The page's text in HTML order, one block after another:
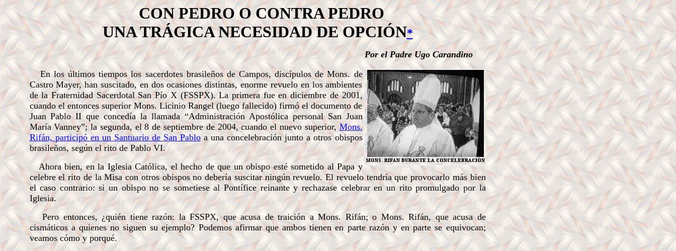
CON PEDRO O CONTRA PEDRO
UNA TRÁGICA NECESIDAD DE OPCIÓN*
Por el Padre Ugo Carandino
En los últimos tiempos los sacerdotes brasileños de Campos, discípulos de Mons. de
Castro Mayer, han suscitado, en dos ocasiones distintas, enorme revuelo en los ambientes
de la Fraternidad Sacerdotal San Pío X (FSSPX). La primera fue en diciembre de 2001,
cuando el entonces superior Mons. Licinio Rangel (luego fallecido) firmó el documento de
Juan Pablo II que concedía la llamada “Administración Apostólica personal San Juan
María Vanney”; la segunda, el 8 de septiembre de 2004, cuando el nuevo superior,Mons.
Rifán, participó en un Santuario de San Pablo a una concelebración junto a otros obispos
brasileños, según el rito de Pablo VI.
Ahora bien, en la Iglesia Católica, el hecho de que un obispo esté sometido al Papa y
celebre el rito de la Misa con otros obispos no debería suscitar ningún revuelo. El revuelo tendría que provocarlo más bien
el caso contrario: si un obispo no se sometiese al Pontífice reinante y rechazase celebrar en un rito promulgado por la
Iglesia.
Pero entonces, ¿quién tiene razón: la FSSPX, que acusa de traición a Mons. Rifán; o Mons. Rifán, que acusa de
cismáticos a quienes no siguen su ejemplo? Podemos afirmar que ambos tienen en parte razón y en parte se equivocan;
veamos cómo y porqué.